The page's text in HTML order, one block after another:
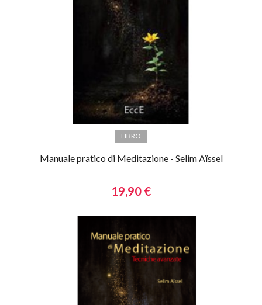
LIBRO
Manuale pratico di Meditazione - Selim Aïssel
19,90 €